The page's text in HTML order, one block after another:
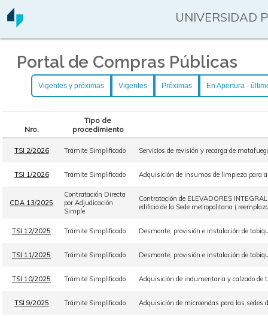
UNIVERSIDAD
Portal de Compras Públicas
Vigentes y próximas Vigentes Próximas En Apertura -
Nro.
Tipo de
procedimiento
TSI 2/2026 Trámite Simplificado Servicios de revisión y recarga de
TSI 1/2026 Trámite Simplificado Adquisición de insumos de limpieza para
CDA 13/2025
Contratación Directa
por Adjudicación
Simple
Contratación de ELEVADORES
edificio de la Sede metropolitana (
TSI 12/2025 Trámite Simplificado Desmonte, provisión e instalación de
TSI 11/2025 Trámite Simplificado Desmonte, provisión e instalación de
TSI 10/2025 Trámite Simplificado Adquisición de indumentaria y calzado de
TSI 9/2025 Trámite Simplificado Adquisición de microondas para las sedes